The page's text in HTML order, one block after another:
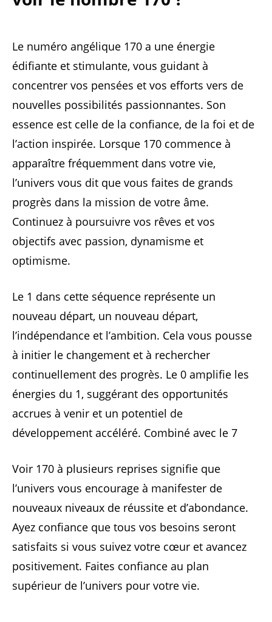
Le numéro angélique 170 a une énergie
édifiante et stimulante, vous guidant à
concentrer vos pensées et vos efforts vers de
nouvelles possibilités passionnantes. Son
essence est celle de la confiance, de la foi et de
l’action inspirée. Lorsque 170 commence à
apparaître fréquemment dans votre vie,
l’univers vous dit que vous faites de grands
progrès dans la mission de votre âme.
Continuez à poursuivre vos rêves et vos
objectifs avec passion, dynamisme et
optimisme.
Le 1 dans cette séquence représente un
nouveau départ, un nouveau départ,
l’indépendance et l’ambition. Cela vous pousse
à initier le changement et à rechercher
continuellement des progrès. Le 0 amplifie les
énergies du 1, suggérant des opportunités
accrues à venir et un potentiel de
développement accéléré. Combiné avec le 7
Voir 170 à plusieurs reprises signifie que
l’univers vous encourage à manifester de
nouveaux niveaux de réussite et d’abondance.
Ayez confiance que tous vos besoins seront
satisfaits si vous suivez votre cœur et avancez
positivement. Faites confiance au plan
supérieur de l’univers pour votre vie.